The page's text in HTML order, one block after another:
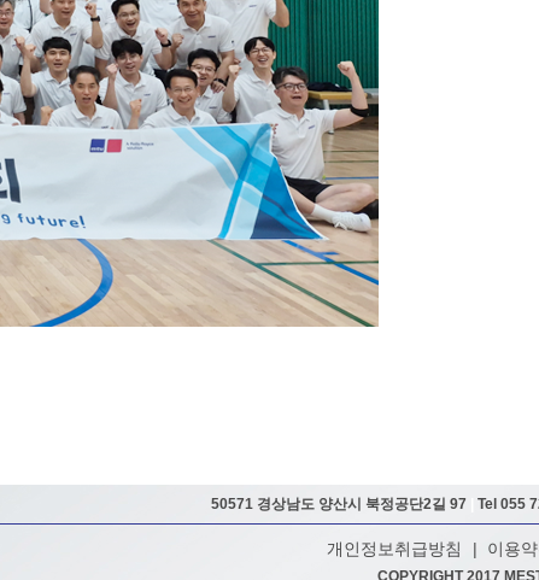
50571 경상남도 양산시 북정공단2길 97 Tel 055
개인정보취급방침 | 이용
COPYRIGHT 2017